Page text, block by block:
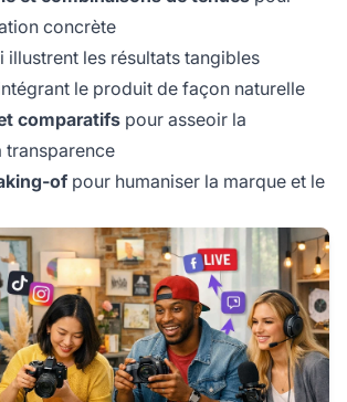
concrète
illustrent les résultats tangibles
le produit de façon naturelle
comparatifs pour asseoir la
of pour humaniser la marque et le